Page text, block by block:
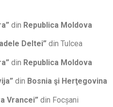
din Republica Moldova
Deltei” din Tulcea
din Republica Moldova
din Bosnia şi Herţegovina
Vrancei” din Focșani